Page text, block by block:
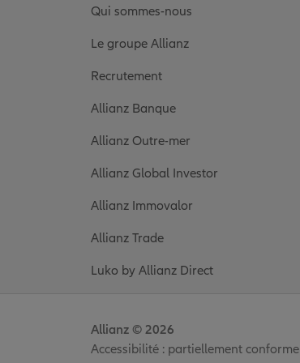
Qui sommes-nous
Le groupe Allianz
Recrutement
Allianz Banque
Allianz Outre-mer
Allianz Global Investor
Allianz Immovalor
Allianz Trade
Luko by Allianz Direct
Accessibilité : partiellement conforme
Allianz © 2026